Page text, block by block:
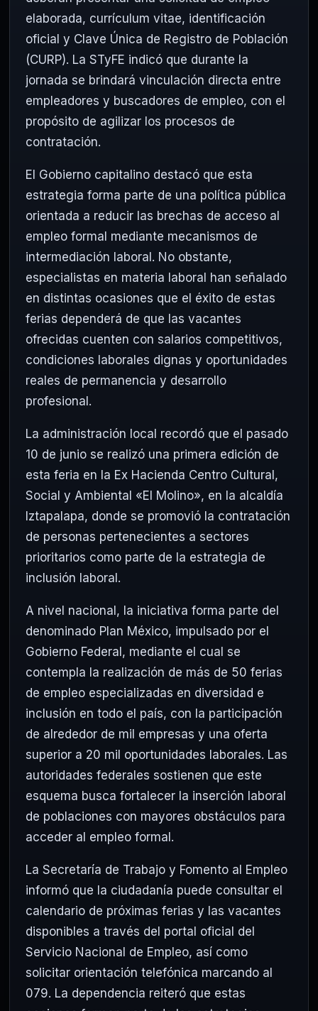
elaborada, currículum vitae, identificación
oficial y Clave Única de Registro de Población
(CURP). La STyFE indicó que durante la
jornada se brindará vinculación directa entre
empleadores y buscadores de empleo, con el
propósito de agilizar los procesos de
contratación.
El Gobierno capitalino destacó que esta
estrategia forma parte de una política pública
orientada a reducir las brechas de acceso al
empleo formal mediante mecanismos de
intermediación laboral. No obstante,
especialistas en materia laboral han señalado
en distintas ocasiones que el éxito de estas
ferias dependerá de que las vacantes
ofrecidas cuenten con salarios competitivos,
condiciones laborales dignas y oportunidades
reales de permanencia y desarrollo
profesional.
La administración local recordó que el pasado
10 de junio se realizó una primera edición de
esta feria en la Ex Hacienda Centro Cultural,
Social y Ambiental «El Molino», en la alcaldía
Iztapalapa, donde se promovió la contratación
de personas pertenecientes a sectores
prioritarios como parte de la estrategia de
inclusión laboral.
A nivel nacional, la iniciativa forma parte del
denominado Plan México, impulsado por el
Gobierno Federal, mediante el cual se
contempla la realización de más de 50 ferias
de empleo especializadas en diversidad e
inclusión en todo el país, con la participación
de alrededor de mil empresas y una oferta
superior a 20 mil oportunidades laborales. Las
autoridades federales sostienen que este
esquema busca fortalecer la inserción laboral
de poblaciones con mayores obstáculos para
acceder al empleo formal.
La Secretaría de Trabajo y Fomento al Empleo
informó que la ciudadanía puede consultar el
calendario de próximas ferias y las vacantes
disponibles a través del portal oficial del
Servicio Nacional de Empleo, así como
solicitar orientación telefónica marcando al
079. La dependencia reiteró que estas